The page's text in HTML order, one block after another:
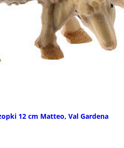
12 cm Matteo, Val Gardena